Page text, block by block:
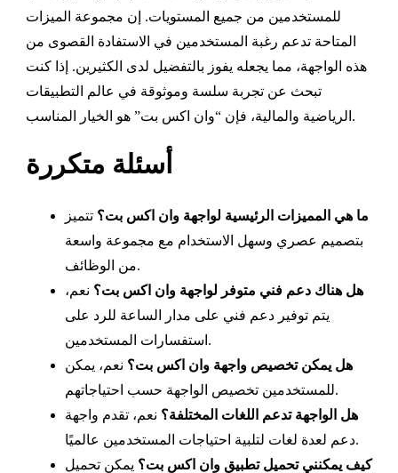
للمستخدمين من جميع المستويات. إن مجموعة الميزات
المتاحة تدعم رغبة المستخدمين في الاستفادة القصوى من
هذه الواجهة، مما يجعله يفوز بالتفضيل لدى الكثيرين. إذا كنت
تبحث عن تجربة سلسة وموثوقة في عالم التطبيقات
الرياضية والمالية، فإن “وان اكس بت” هو الخيار المناسب.
أسئلة متكررة
ما هي المميزات الرئيسية لواجهة وان اكس بت؟ تتميز
بتصميم عصري وسهل الاستخدام مع مجموعة واسعة
من الوظائف.
هل هناك دعم فني متوفر لواجهة وان اكس بت؟ نعم،
يتم توفير دعم فني على مدار الساعة للرد على
استفسارات المستخدمين.
هل يمكن تخصيص واجهة وان اكس بت؟ نعم، يمكن
للمستخدمين تخصيص الواجهة حسب احتياجاتهم.
هل الواجهة تدعم اللغات المختلفة؟ نعم، تقدم واجهة
دعم لعدة لغات لتلبية احتياجات المستخدمين عالميًا.
كيف يمكنني تحميل تطبيق وان اكس بت؟ يمكن تحميل